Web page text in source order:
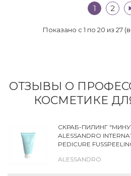
1 2
Показано с 1 по 20 из 27
ОТЗЫВЫ О
КОСМЕТИКЕ
СКРАБ-ПИЛИНГ
ALESSANDRO
PEDICURE
ALESSANDRO